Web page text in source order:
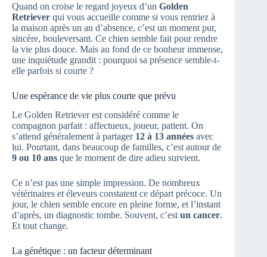
Quand on croise le regard joyeux d’un Golden
Retriever qui vous accueille comme si vous rentriez à
la maison après un an d’absence, c’est un moment pur,
sincère, bouleversant. Ce chien semble fait pour rendre
la vie plus douce. Mais au fond de ce bonheur immense,
une inquiétude grandit : pourquoi sa présence semble-t-
elle parfois si courte ?
Une espérance de vie plus courte que prévu
Le Golden Retriever est considéré comme le
compagnon parfait : affectueux, joueur, patient. On
s’attend généralement à partager 12 à 13 années avec
lui. Pourtant, dans beaucoup de familles, c’est autour de
9 ou 10 ans que le moment de dire adieu survient.
Ce n’est pas une simple impression. De nombreux
vétérinaires et éleveurs constatent ce départ précoce. Un
jour, le chien semble encore en pleine forme, et l’instant
d’après, un diagnostic tombe. Souvent, c’est un cancer.
Et tout change.
La génétique : un facteur déterminant